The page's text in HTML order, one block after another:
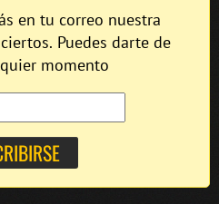
en tu correo nuestra
Puedes darte de
momento